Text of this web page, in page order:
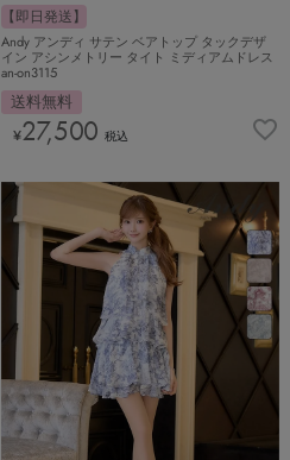
【即日発送】
Andy アンディ サテン ベアトップ タックデザ
イン アシンメトリー タイト ミディアムドレス
an-on3115
送料無料
¥27,500 税込